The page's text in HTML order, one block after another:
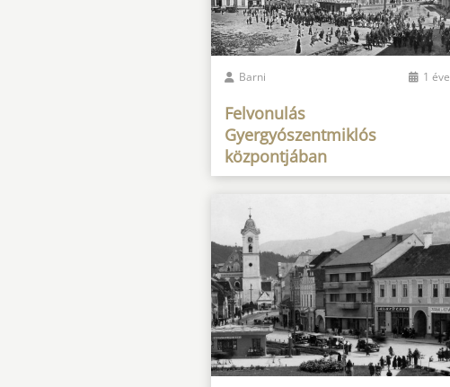
Barni 1 éve
Felvonulás
Gyergyószentmiklós
központjában